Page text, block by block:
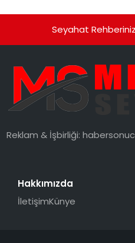
Seyahat
Reklam & İşbirliği:
Hakkımızda
İletişimKünye